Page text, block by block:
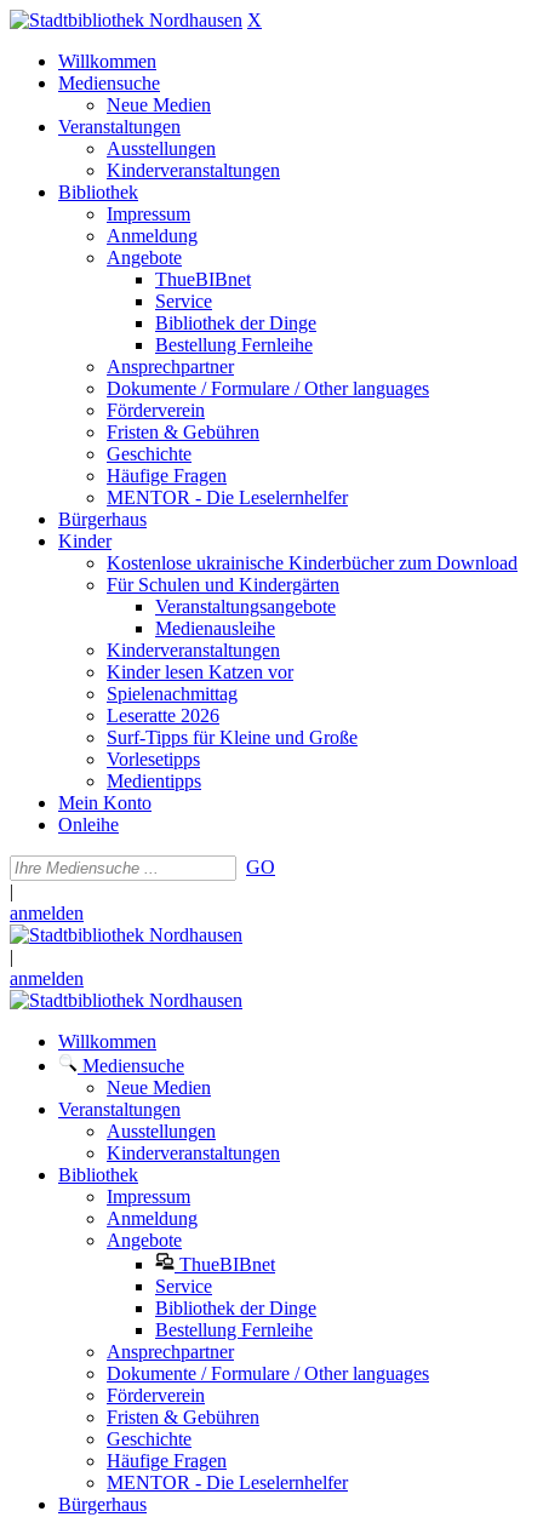
X
Willkommen
Mediensuche
Neue Medien
Veranstaltungen
Ausstellungen
Kinderveranstaltungen
Bibliothek
Impressum
Anmeldung
Angebote
ThueBIBnet
Service
Bibliothek der Dinge
Bestellung Fernleihe
Ansprechpartner
Dokumente / Formulare / Other languages
Förderverein
Fristen & Gebühren
Geschichte
Häufige Fragen
MENTOR - Die Leselernhelfer
Bürgerhaus
Kinder
Kostenlose ukrainische Kinderbücher zum Download
Für Schulen und Kindergärten
Veranstaltungsangebote
Medienausleihe
Kinderveranstaltungen
Kinder lesen Katzen vor
Spielenachmittag
Leseratte 2026
Surf-Tipps für Kleine und Große
Vorlesetipps
Medientipps
Mein Konto
Onleihe
GO
|
anmelden
|
anmelden
Willkommen
Mediensuche
Neue Medien
Veranstaltungen
Ausstellungen
Kinderveranstaltungen
Bibliothek
Impressum
Anmeldung
Angebote
ThueBIBnet
Service
Bibliothek der Dinge
Bestellung Fernleihe
Ansprechpartner
Dokumente / Formulare / Other languages
Förderverein
Fristen & Gebühren
Geschichte
Häufige Fragen
MENTOR - Die Leselernhelfer
Bürgerhaus